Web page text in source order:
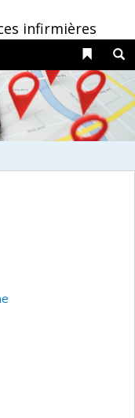
infirmières
Liens